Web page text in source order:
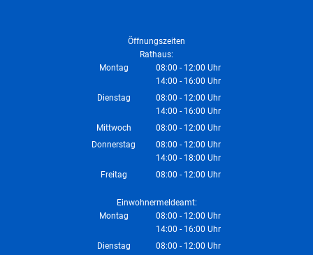
Öffnungszeiten
Rathaus:
Montag
08:00 - 12:00 Uhr
Von 08:00 bis 12:00 Uhr
14:00 - 16:00 Uhr
Von 14:00 bis 16:00 Uhr
Dienstag 08:00 - 12:00 Uhr
Von 08:00 bis 12:00 Uhr
14:00 - 16:00 Uhr
Von 14:00 bis 16:00 Uhr
Mittwoch 08:00 - 12:00 Uhr
Von 08:00 bis 12:00 Uhr
Donnerstag 08:00 - 12:00 Uhr
Von 08:00 bis 12:00 Uhr
14:00 - 18:00 Uhr
Von 14:00 bis 18:00 Uhr
Freitag 08:00 - 12:00 Uhr
Einwohnermeldeamt:
Montag
08:00 - 12:00 Uhr
Von 08:00 bis 12:00 Uhr
14:00 - 16:00 Uhr
Von 14:00 bis 16:00 Uhr
Dienstag 08:00 - 12:00 Uhr